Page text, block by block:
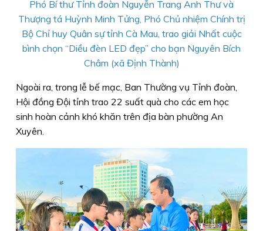
Phó Bí thư Tỉnh đoàn Nguyễn Trang Anh Thư và
Thượng tá Huỳnh Minh Tửng, Phó Chủ nhiệm Chính trị
Bộ Chỉ huy Quân sự tỉnh Cà Mau, trao giải Nhất cuộc
bình chọn “Diều đèn LED đẹp” cho bạn Nguyên Bích
Châm (xã Định Thành)
Ngoài ra, trong lễ bế mạc, Ban Thường vụ Tỉnh đoàn,
Hội đồng Đội tỉnh trao 22 suất quà cho các em học
sinh hoàn cảnh khó khăn trên địa bàn phường An
Xuyên.